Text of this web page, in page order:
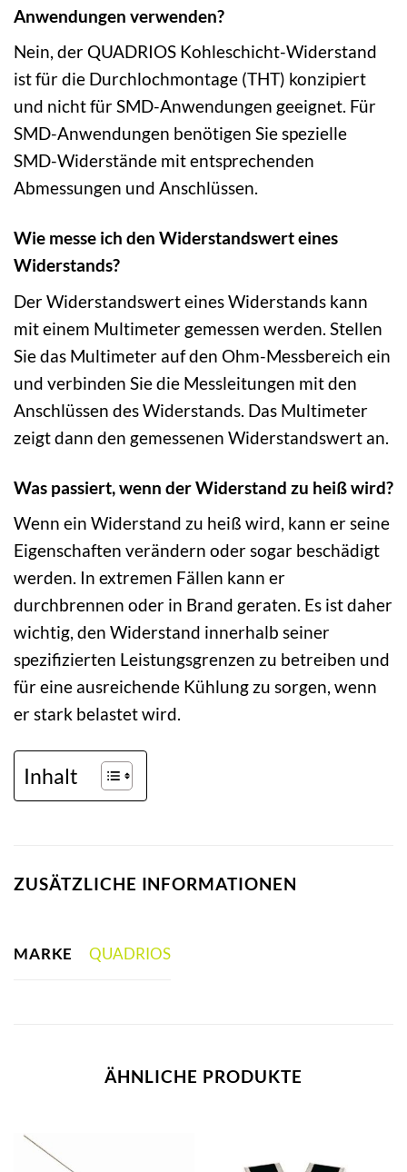
Anwendungen verwenden?
Nein, der QUADRIOS Kohleschicht-Widerstand
ist für die Durchlochmontage (THT) konzipiert
und nicht für SMD-Anwendungen geeignet. Für
SMD-Anwendungen benötigen Sie spezielle
SMD-Widerstände mit entsprechenden
Abmessungen und Anschlüssen.
Wie messe ich den Widerstandswert eines
Widerstands?
Der Widerstandswert eines Widerstands kann
mit einem Multimeter gemessen werden. Stellen
Sie das Multimeter auf den Ohm-Messbereich ein
und verbinden Sie die Messleitungen mit den
Anschlüssen des Widerstands. Das Multimeter
zeigt dann den gemessenen Widerstandswert an.
Was passiert, wenn der Widerstand zu heiß wird?
Wenn ein Widerstand zu heiß wird, kann er seine
Eigenschaften verändern oder sogar beschädigt
werden. In extremen Fällen kann er
durchbrennen oder in Brand geraten. Es ist daher
wichtig, den Widerstand innerhalb seiner
spezifizierten Leistungsgrenzen zu betreiben und
für eine ausreichende Kühlung zu sorgen, wenn
er stark belastet wird.
Inhalt
ZUSÄTZLICHE INFORMATIONEN
MARKE QUADRIOS
ÄHNLICHE PRODUKTE